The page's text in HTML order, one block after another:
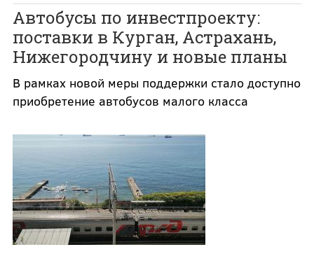
Автобусы по инвестпроекту:
поставки в Курган, Астрахань,
Нижегородчину и новые планы
В рамках новой меры поддержки стало доступно
приобретение автобусов малого класса